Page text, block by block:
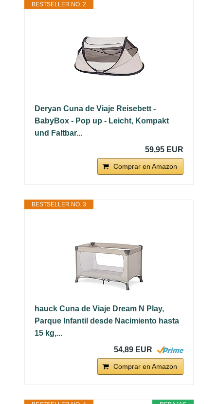
BESTSELLER NO. 2
Deryan Cuna de Viaje Reisebett -
BabyBox - Pop up - Leicht, Kompakt
und Faltbar...
59,95 EUR
Comprar en Amazon
BESTSELLER NO. 3
hauck Cuna de Viaje Dream N Play,
Parque Infantil desde Nacimiento hasta
15 kg,...
54,89 EUR
Comprar en Amazon